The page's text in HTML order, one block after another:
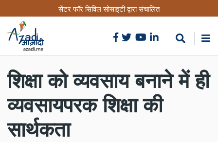
to
content
सेंटर फॉर सिविल सोसाइटी द्वारा संचालित
शिक्षा को व्यवसाय बनाने में ही
व्यवसायपरक शिक्षा की
सार्थकता